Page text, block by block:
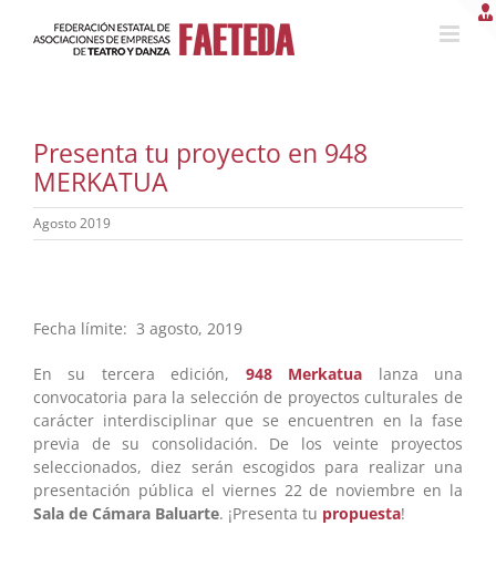
Presenta tu proyecto en 948
MERKATUA
Agosto 2019
Fecha límite: 3 agosto, 2019
En su tercera edición, 948 Merkatua lanza una
convocatoria para la selección de proyectos culturales de
carácter interdisciplinar que se encuentren en la fase
previa de su consolidación. De los veinte proyectos
seleccionados, diez serán escogidos para realizar una
presentación pública el viernes 22 de noviembre en la
Sala de Cámara Baluarte. ¡Presenta tu propuesta!